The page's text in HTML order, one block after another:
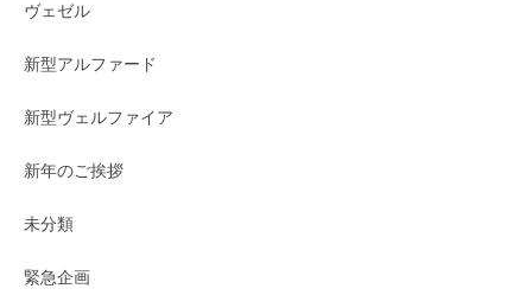
ヴェゼル
新型アルファード
新型ヴェルファイア
新年のご挨拶
未分類
緊急企画